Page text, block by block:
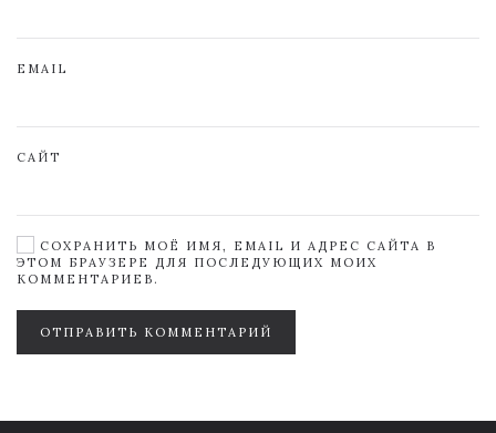
EMAIL
САЙТ
СОХРАНИТЬ МОЁ ИМЯ, EMAIL И АДРЕС САЙТА В
ЭТОМ БРАУЗЕРЕ ДЛЯ ПОСЛЕДУЮЩИХ МОИХ
КОММЕНТАРИЕВ.
ОТПРАВИТЬ КОММЕНТАРИЙ